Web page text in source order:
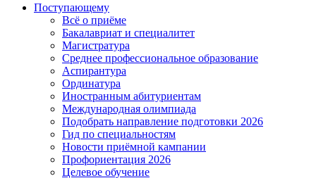
Поступающему
Всё о приёме
Бакалавриат и специалитет
Магистратура
Среднее профессиональное образование
Аспирантура
Ординатура
Иностранным абитуриентам
Международная олимпиада
Подобрать направление подготовки 2026
Гид по специальностям
Новости приёмной кампании
Профориентация 2026
Целевое обучение